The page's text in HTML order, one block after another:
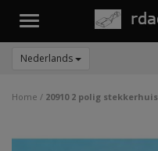
Toggle
Nederlands
Home / 20910 2 polig stekkerhuis